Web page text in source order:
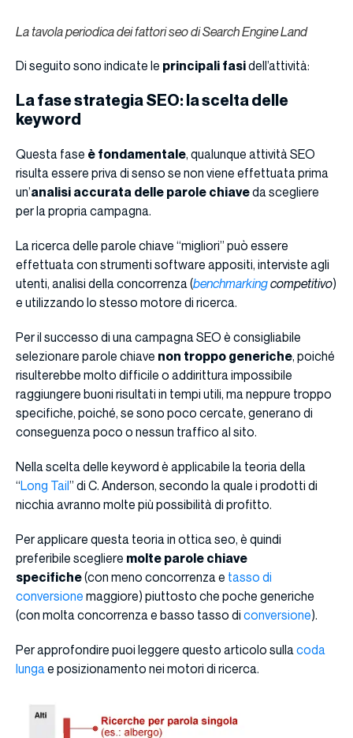
La tavola periodica dei fattori seo di Search Engine Land
Di seguito sono indicate le principali fasidell’attività:
La fase strategia SEO: la scelta delle
keyword
Questa fase è fondamentale, qualunque attività SEO
risulta essere priva di senso se non viene effettuata prima
un’analisi accurata delle parole chiaveda scegliere
per la propria campagna.
La ricerca delle parole chiave “migliori” può essere
effettuata con strumenti software appositi, interviste agli
utenti, analisi della concorrenza (benchmarkingcompetitivo)
e utilizzando lo stesso motore di ricerca.
Per il successo di una campagna SEO è consigliabile
selezionare parole chiave non troppo generiche, poiché
risulterebbe molto difficile o addirittura impossibile
raggiungere buoni risultati in tempi utili, ma neppure troppo
specifiche, poiché, se sono poco cercate, generano di
conseguenza poco o nessun traffico al sito.
Nella scelta delle keyword è applicabile la teoria della
“Long Tail” di C. Anderson, secondo la quale i prodotti di
nicchia avranno molte più possibilità di profitto.
Per applicare questa teoria in ottica seo, è quindi
preferibile scegliere molte parole chiave
specifiche(con meno concorrenza e tasso di
conversione maggiore) piuttosto che poche generiche
(con molta concorrenza e basso tasso di conversione).
Per approfondire puoi leggere questo articolo sulla coda
lunga e posizionamento nei motori di ricerca.